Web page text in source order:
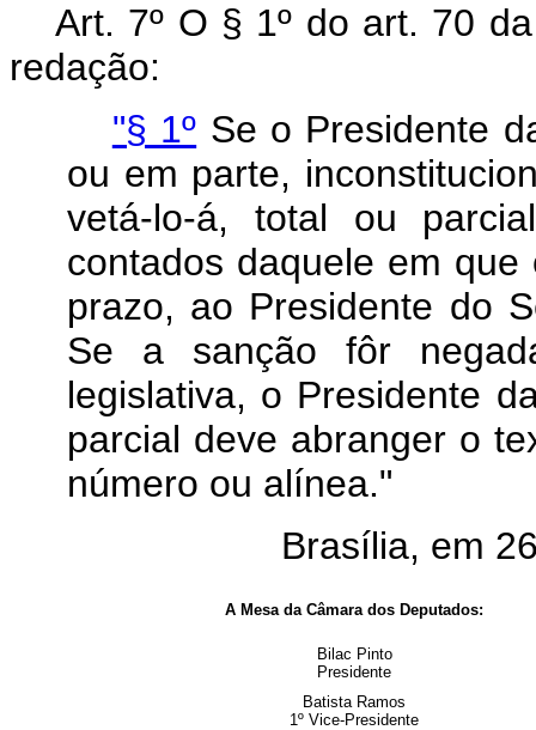
Art. 7º O § 1º do art. 70
redação:
"§ 1º Se o Presidente
ou em parte,
vetá-lo-á, total ou
contados daquele em
prazo, ao Presidente do
Se a sanção fôr
legislativa, o Presidente
parcial deve abranger o
número ou alínea."
Brasília, em
A Mesa da Câmara dos Deputados:
Bilac Pinto
Presidente
Batista Ramos
1º Vice-Presidente